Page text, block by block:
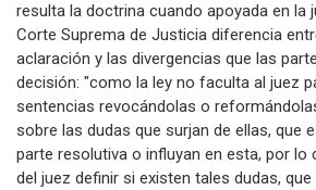
resulta la doctrina cuando apoyada en la
Corte Suprema de Justicia diferencia
aclaración y las divergencias que las
decisión: "como la ley no faculta al juez
sentencias revocándolas o
sobre las dudas que surjan de ellas, que
parte resolutiva o influyan en esta, por lo
del juez definir si existen tales dudas,